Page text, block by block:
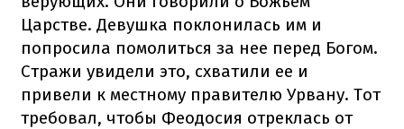
Царстве. Девушка поклонилась им и
попросила помолиться за нее перед Богом.
Стражи увидели это, схватили ее и
привели к местному правителю Урвану. Тот
требовал, чтобы Феодосия отреклась от